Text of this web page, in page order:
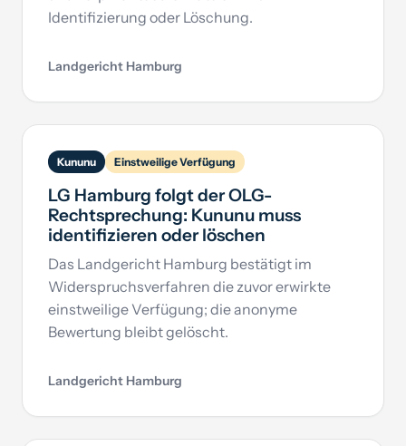
Identifizierung oder Löschung.
Landgericht Hamburg
Kununu Einstweilige Verfügung
LG Hamburg folgt der OLG-
Rechtsprechung: Kununu muss
identifizieren oder löschen
Das Landgericht Hamburg bestätigt im
Widerspruchsverfahren die zuvor erwirkte
einstweilige Verfügung; die anonyme
Bewertung bleibt gelöscht.
Landgericht Hamburg